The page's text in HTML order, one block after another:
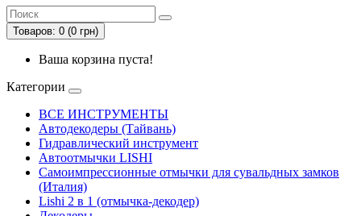
Товаров: 0 (0 грн)
Ваша корзина пуста!
Категории
ВСЕ ИНСТРУМЕНТЫ
Автодекодеры (Тайвань)
Гидравлический инструмент
Автоотмычки LISHI
Самоимпрессионные отмычки для сувальдных замков
(Италия)
Lishi 2 в 1 (отмычка-декодер)